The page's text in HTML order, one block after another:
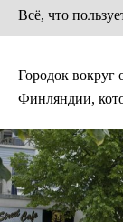
Всё, что
Городок вокруг
Финляндии,